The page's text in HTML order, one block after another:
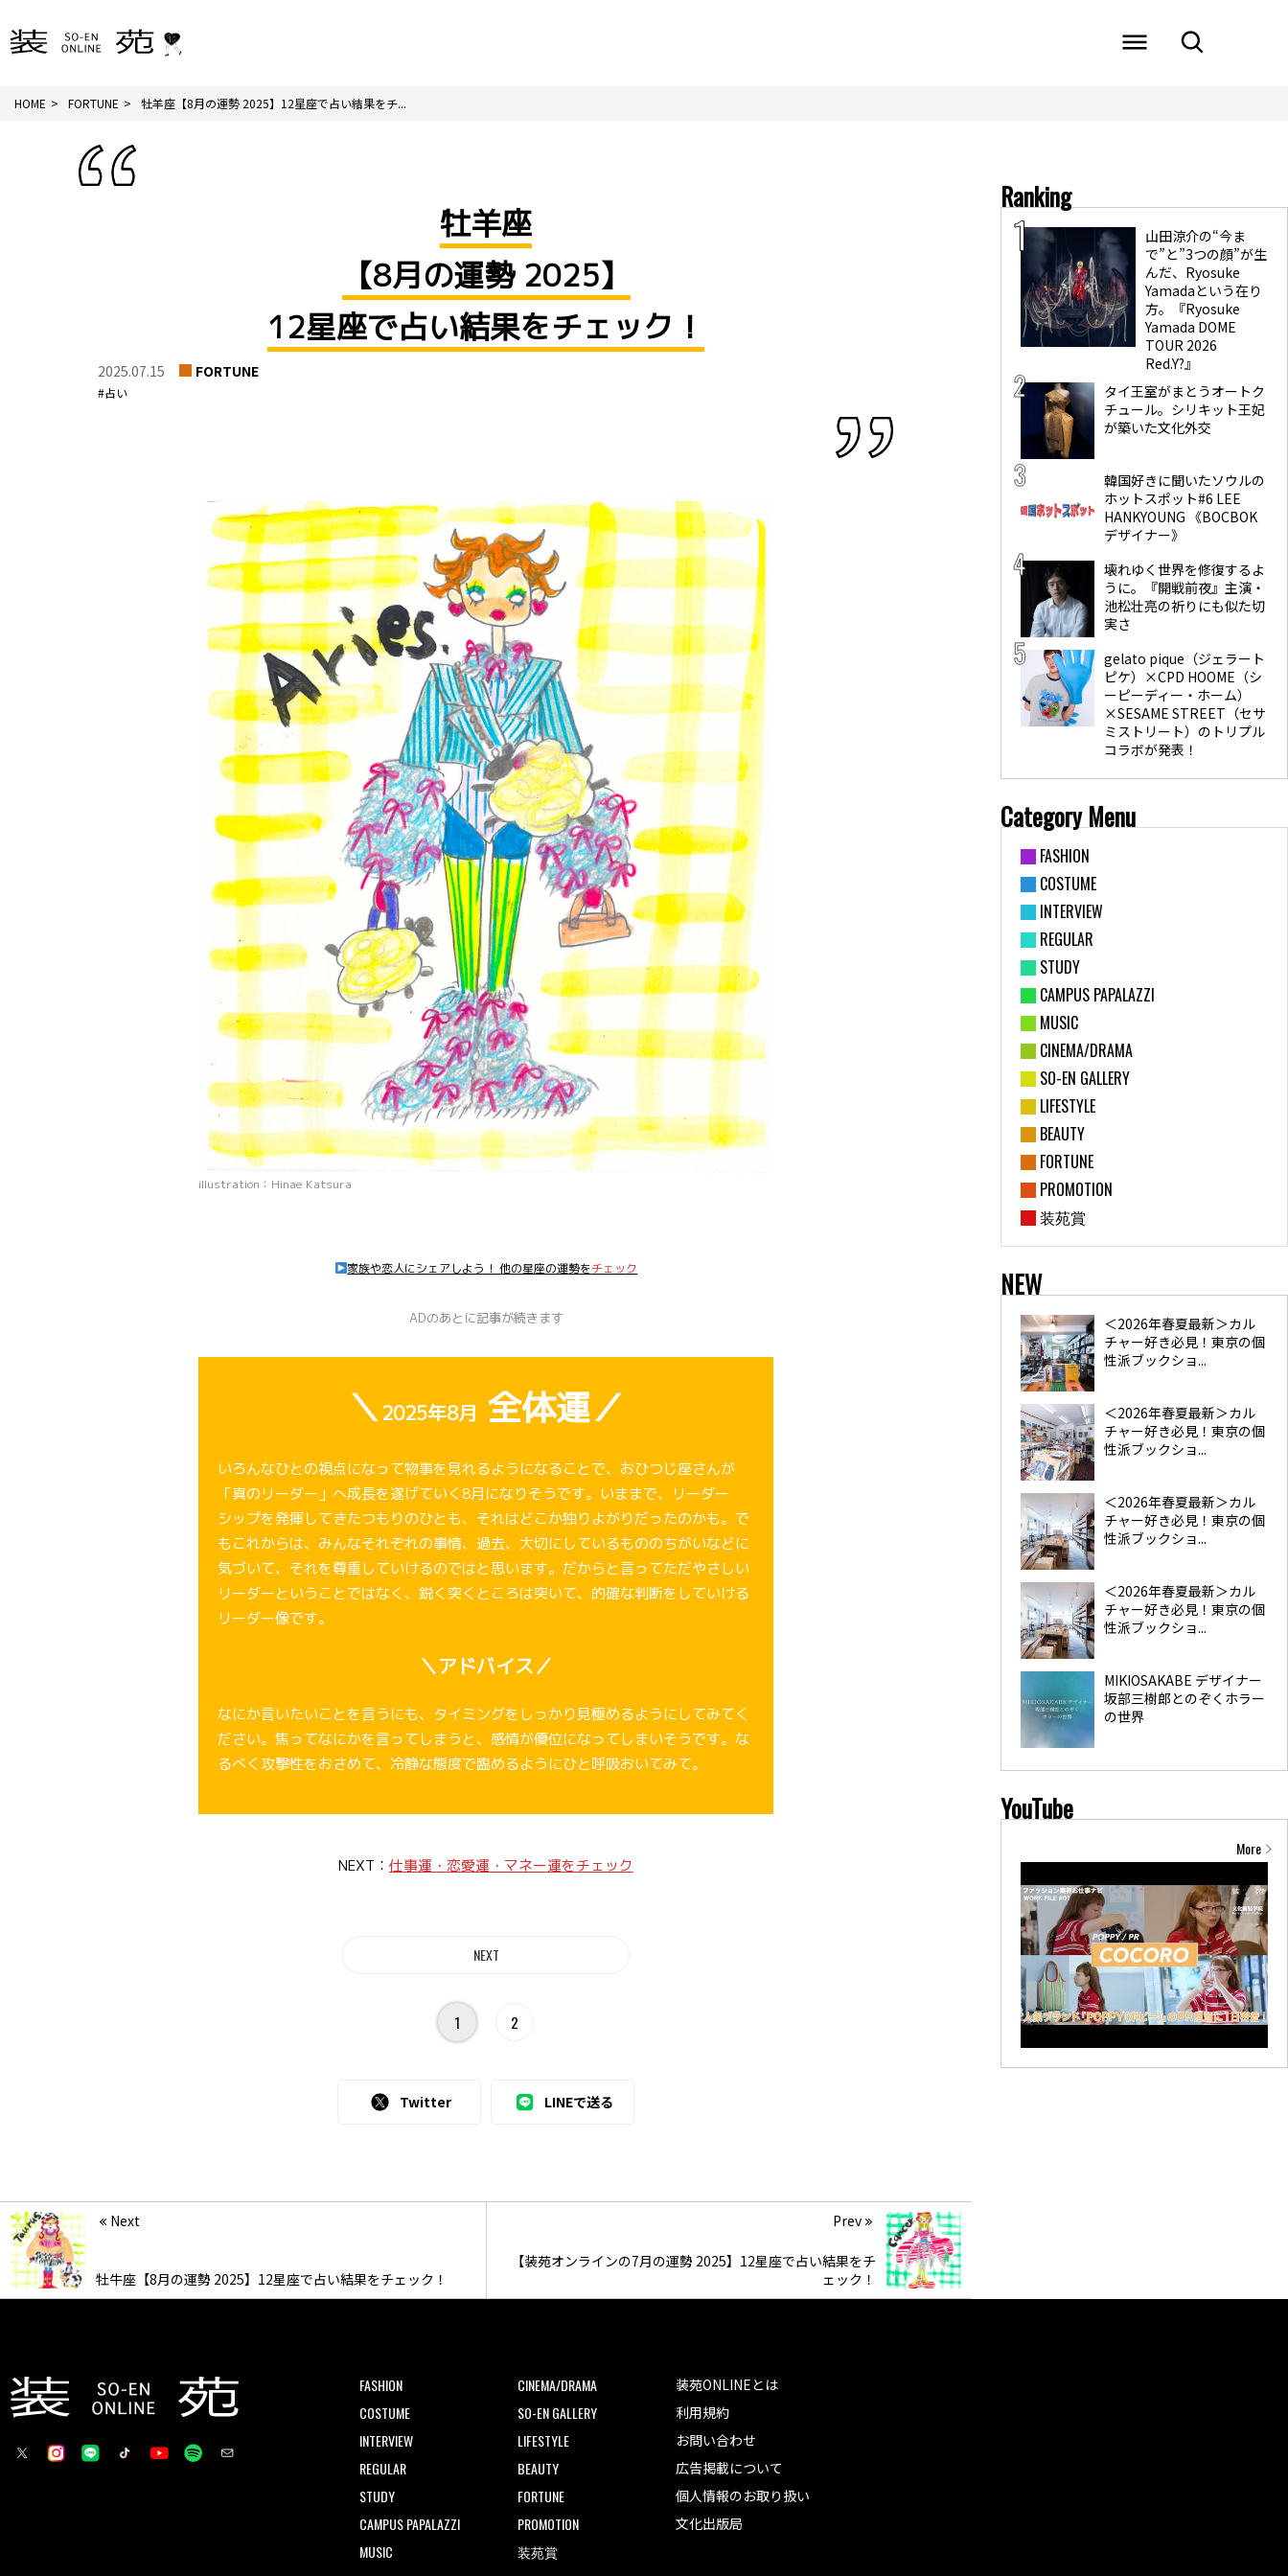
HOME FORTUNE 牡羊座【8月の運勢 2025】12星座で占い結果をチ...
牡羊座
【8月の運勢 2025】
12星座で占い結果をチェック！
2025.07.15 FORTUNE
#占い
illustration：Hinae Katsura
家族や恋人にシェアしよう！ 他の星座の運勢をチェック
ADのあとに記事が続きます
＼2025年8月 全体運／
いろんなひとの視点になって物事を見れるようになることで、おひつじ座さんが
「真のリーダー」へ成長を遂げていく8月になりそうです。いままで、リーダー
シップを発揮してきたつもりのひとも、それはどこか独りよがりだったのかも。で
もこれからは、みんなそれぞれの事情、過去、大切にしているもののちがいなどに
気づいて、それを尊重していけるのではと思います。だからと言ってただやさしい
リーダーということではなく、鋭く突くところは突いて、的確な判断をしていける
リーダー像です。
＼アドバイス／
なにか言いたいことを言うにも、タイミングをしっかり見極めるようにしてみてく
ださい。焦ってなにかを言ってしまうと、感情が優位になってしまいそうです。な
るべく攻撃性をおさめて、冷静な態度で臨めるようにひと呼吸おいてみて。
NEXT： 仕事運・恋愛運・マネー運をチェック
1 2
Twitter LINEで送る
Next
牡牛座【8月の運勢 2025】12星座で占い結果をチェック！
Prev
【装苑オンラインの7月の運勢 2025】12星座で占い結果をチ
ェック！
Ranking
山田涼介の“今ま
で”と”3つの顔”が生
んだ、Ryosuke
Yamadaという在り
方。『Ryosuke
Yamada DOME
TOUR 2026
Red.Y?』
タイ王室がまとうオートク
チュール。シリキット王妃
が築いた文化外交
韓国好きに聞いたソウルの
ホットスポット#6 LEE
HANKYOUNG 《BOCBOK
デザイナー》
壊れゆく世界を修復するよ
うに。『開戦前夜』主演・
池松壮亮の祈りにも似た切
実さ
gelato pique（ジェラート
ピケ）×CPD HOOME（シ
ーピーディー・ホーム）
×SESAME STREET（セサ
ミストリート）のトリプル
コラボが発表！
Category Menu
FASHION
COSTUME
INTERVIEW
REGULAR
STUDY
CAMPUS PAPALAZZI
MUSIC
CINEMA/DRAMA
SO-EN GALLERY
LIFESTYLE
BEAUTY
FORTUNE
PROMOTION
装苑賞
NEW
＜2026年春夏最新＞カル
チャー好き必見！東京の個
性派ブックショ...
＜2026年春夏最新＞カル
チャー好き必見！東京の個
性派ブックショ...
＜2026年春夏最新＞カル
チャー好き必見！東京の個
性派ブックショ...
＜2026年春夏最新＞カル
チャー好き必見！東京の個
性派ブックショ...
MIKIOSAKABE デザイナー
坂部三樹郎とのぞくホラー
の世界
YouTube
More
FASHION
COSTUME
INTERVIEW
REGULAR
STUDY
CAMPUS PAPALAZZI
MUSIC
CINEMA/DRAMA
SO-EN GALLERY
LIFESTYLE
BEAUTY
FORTUNE
PROMOTION
装苑賞
装苑ONLINEとは
利用規約
お問い合わせ
広告掲載について
個人情報のお取り扱い
文化出版局